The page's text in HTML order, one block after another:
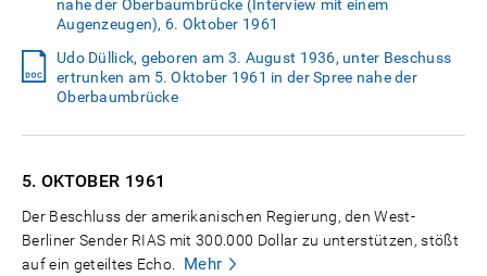
nahe der Oberbaumbrücke (Interview mit einem
Augenzeugen), 6. Oktober 1961
Udo Düllick, geboren am 3. August 1936, unter Beschuss
ertrunken am 5. Oktober 1961 in der Spree nahe der
Oberbaumbrücke
5. OKTOBER 1961
Der Beschluss der amerikanischen Regierung, den West-
Berliner Sender RIAS mit 300.000 Dollar zu unterstützen, stößt
auf ein geteiltes Echo.
Mehr